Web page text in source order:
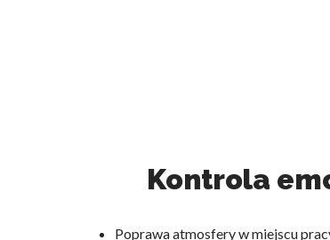
Kontrola
Poprawa atmosfery w miejscu